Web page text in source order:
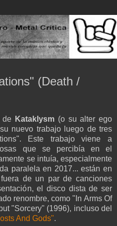
(Death /
de Kataklysm (o su alter ego
nuevo trabajo luego de tres
Este trabajo viene a
que se percibía en el
se intuía, especialmente
paralela en 2017... están en
de un par de canciones
el disco dista de ser
renombre, como "In Arms Of
"Sorcery" (1996), incluso del
And Gods".